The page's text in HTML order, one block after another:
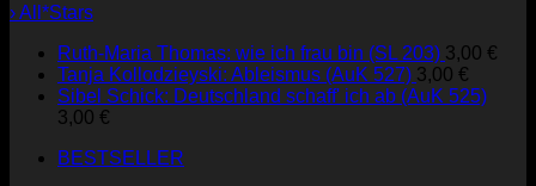
› All*Stars
Ruth-Maria Thomas: wie ich frau bin (SL 203) 3,00 €
Tanja Kollodzieyski: Ableismus (AuK 527) 3,00 €
Sibel Schick: Deutschland schaff' ich ab (AuK 525)
3,00 €
BESTSELLER